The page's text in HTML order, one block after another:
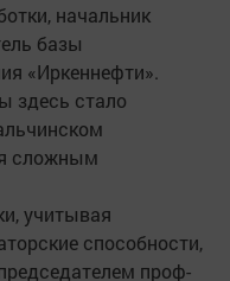
начальник
базы
«Иркеннефти».
здесь стало
сложным
учитывая
способности,
проф-